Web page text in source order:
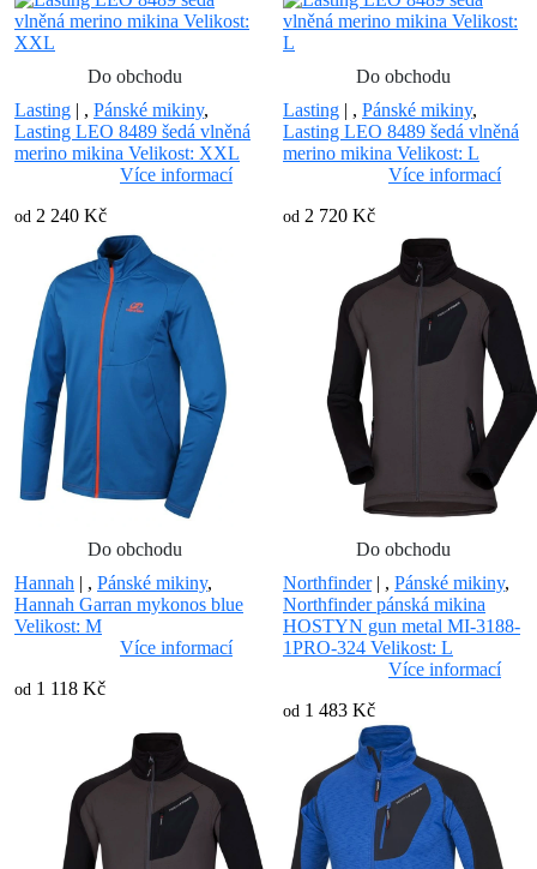
Do obchodu
Lasting | , Pánské mikiny,
Lasting LEO 8489 šedá vlněná
merino mikina Velikost: XXL
Více informací
od 2 240 Kč
Do obchodu
Lasting | , Pánské mikiny,
Lasting LEO 8489 šedá vlněná
merino mikina Velikost: L
Více informací
od 2 720 Kč
Do obchodu
Hannah | , Pánské mikiny,
Hannah Garran mykonos blue
Velikost: M
Více informací
od 1 118 Kč
Do obchodu
Northfinder| , Pánské mikiny,
Northfinder pánská mikina
HOSTYN gun metal MI-3188-
1PRO-324 Velikost: L
Více informací
od 1 483 Kč